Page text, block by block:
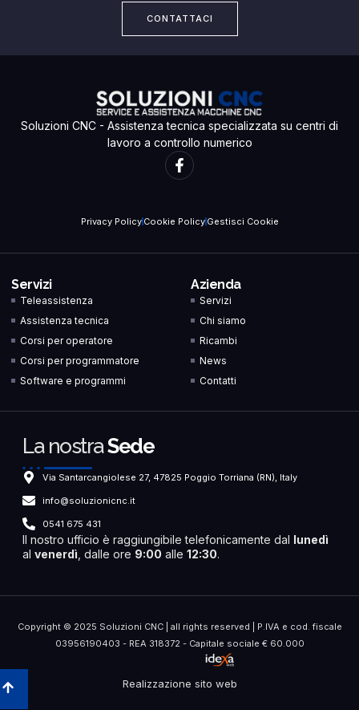
CONTATTACI
Soluzioni CNC - Assistenza tecnica specializzata su centri di
lavoro a controllo numerico
Privacy PolicyCookie PolicyGestisci Cookie
Servizi
Teleassistenza
Assistenza tecnica
Corsi per operatore
Corsi per programmatore
Software e programmi
Azienda
Servizi
Chi siamo
Ricambi
News
Contatti
La nostraSede
Via Santarcangiolese 27, 47825 Poggio Torriana (RN), Italy
info@soluzionicnc.it
0541 675 431
Il nostro ufficio è raggiungibile telefonicamente dal lunedì
al venerdì , dalle ore 9:00 alle 12:30.
Copyright © 2025 Soluzioni CNC | all rights reserved | P.IVA e cod. fiscale
03956190403 - REA 318372 - Capitale sociale € 60.000
Realizzazione sito web